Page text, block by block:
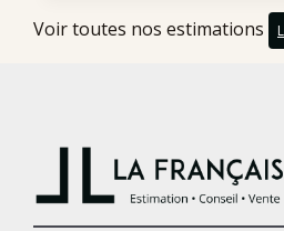
Voir toutes nos estimations